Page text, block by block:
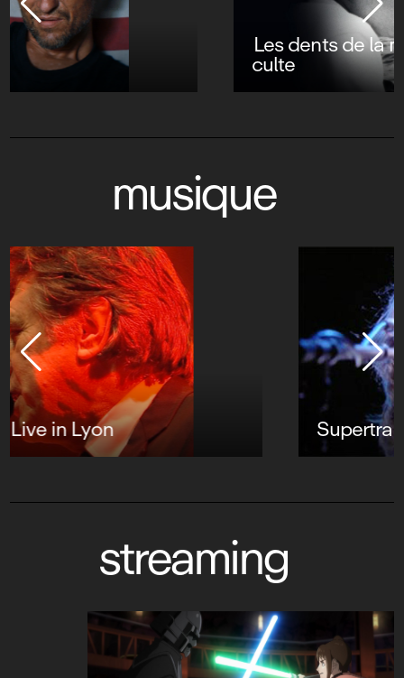
Les dents de la mer : les secrets d’un film
culte
musique
Supertramp : Live in Paris '79
streaming